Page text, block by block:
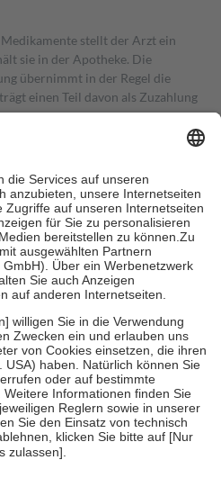
stellt der Arzt ein
sie in der Apotheke. Die
übernimmt in der Regel die
einen Teil davon als Zuzahlung
Zuzahlungen in Höhe von zehn
nie mehr als die tatsächlichen
auch für Online-Apotheken.
beträgt die
sowie zehn Euro je
für ihre eigene Gesundheit zu
der Familie zu unterstützen,
zum vollendeten 18. Lebensjahr
und Früherkennung, die von der